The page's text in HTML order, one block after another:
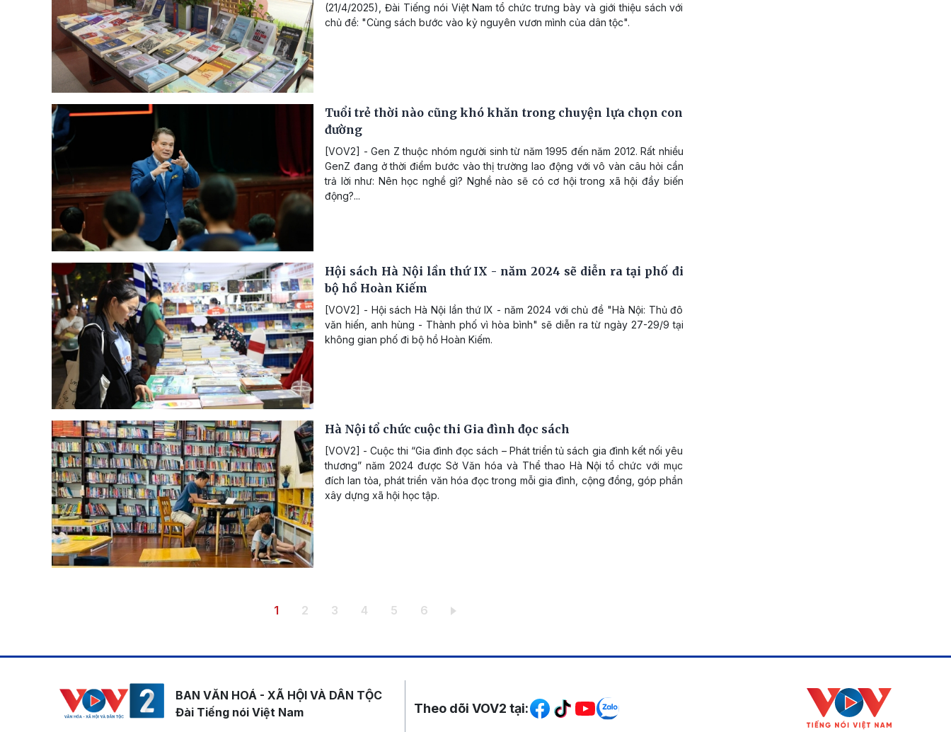
(21/4/2025), Đài Tiếng nói Việt Nam tổ chức trưng bày và giới thiệu sách với
chủ đề: "Cùng sách bước vào kỷ nguyên vươn mình của dân tộc".
Tuổi trẻ thời nào cũng khó khăn trong chuyện lựa chọn con
đường
[VOV2] - Gen Z thuộc nhóm người sinh từ năm 1995 đến năm 2012. Rất nhiều
GenZ đang ở thời điểm bước vào thị trường lao động với vô vàn câu hỏi cần
trả lời như: Nên học nghề gì? Nghề nào sẽ có cơ hội trong xã hội đầy biến
động?...
Hội sách Hà Nội lần thứ IX - năm 2024 sẽ diễn ra tại phố đi
bộ hồ Hoàn Kiếm
[VOV2] - Hội sách Hà Nội lần thứ IX - năm 2024 với chủ đề "Hà Nội: Thủ đô
văn hiến, anh hùng - Thành phố vì hòa bình" sẽ diễn ra từ ngày 27-29/9 tại
không gian phố đi bộ hồ Hoàn Kiếm.
Hà Nội tổ chức cuộc thi Gia đình đọc sách
[VOV2] - Cuộc thi “Gia đình đọc sách – Phát triển tủ sách gia đình kết nối yêu
thương” năm 2024 được Sở Văn hóa và Thể thao Hà Nội tổ chức với mục
đích lan tỏa, phát triển văn hóa đọc trong mỗi gia đình, cộng đồng, góp phần
xây dựng xã hội học tập.
Trang hiện thời
1 Trang
2 Trang
3 Trang
4 Trang
5 Trang
6
BAN VĂN HOÁ - XÃ HỘI VÀ DÂN TỘC
Đài Tiếng nói Việt Nam
Mạng xã hội
Theo dõi VOV2 tại: